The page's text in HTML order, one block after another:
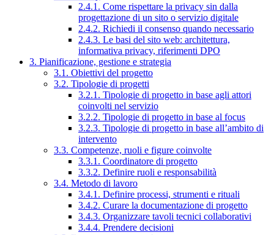
2.4.1. Come rispettare la privacy sin dalla
progettazione di un sito o servizio digitale
2.4.2. Richiedi il consenso quando necessario
2.4.3. Le basi del sito web: architettura,
informativa privacy, riferimenti DPO
3. Pianificazione, gestione e strategia
3.1. Obiettivi del progetto
3.2. Tipologie di progetti
3.2.1. Tipologie di progetto in base agli attori
coinvolti nel servizio
3.2.2. Tipologie di progetto in base al focus
3.2.3. Tipologie di progetto in base all’ambito di
intervento
3.3. Competenze, ruoli e figure coinvolte
3.3.1. Coordinatore di progetto
3.3.2. Definire ruoli e responsabilità
3.4. Metodo di lavoro
3.4.1. Definire processi, strumenti e rituali
3.4.2. Curare la documentazione di progetto
3.4.3. Organizzare tavoli tecnici collaborativi
3.4.4. Prendere decisioni